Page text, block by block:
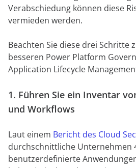
Verabschiedung können diese
vermieden werden.
Beachten Sie diese drei Schritte
besseren Power Platform
Application Lifecycle
1. Führen Sie ein Inventar
und Workflows
Laut einem Bericht des Cloud
durchschnittliche Unternehmen
benutzerdefinierte